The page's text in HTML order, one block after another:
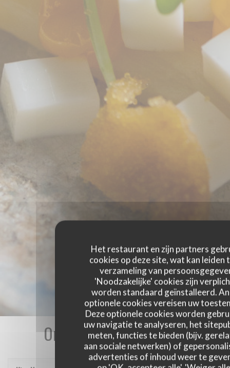
Het restaurant en zijn partners
cookies op deze site, wat kan leiden
verzameling van
'Noodzakelijke' cookies zijn
worden standaard geïnstalleerd.
optionele cookies vereisen uw
Deze optionele cookies worden
uw navigatie te analyseren, het
meten, functies te bieden (bijv.
aan sociale netwerken) of
advertenties of inhoud weer te
Onze gastbeoordelingen